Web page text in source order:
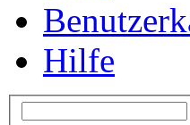
Hilfe